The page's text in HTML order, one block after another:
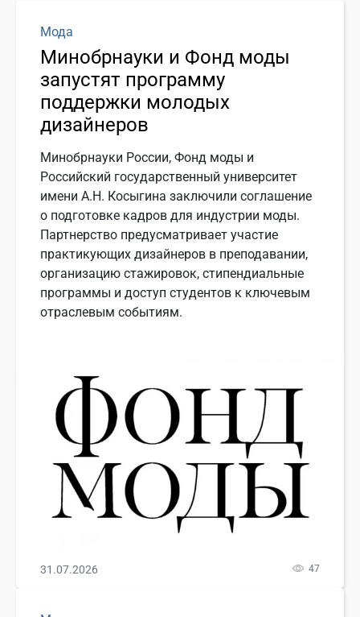
Мода
Минобрнауки и Фонд моды
запустят программу
поддержки молодых
дизайнеров
Минобрнауки России, Фонд моды и
Российский государственный университет
имени А.Н. Косыгина заключили соглашение
о подготовке кадров для индустрии моды.
Партнерство предусматривает участие
практикующих дизайнеров в преподавании,
организацию стажировок, стипендиальные
программы и доступ студентов к ключевым
отраслевым событиям.
31.07.2026 47